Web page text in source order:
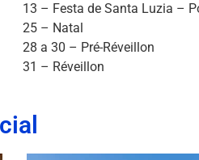
13 – Festa de Santa Luzia –
25 – Natal
28 a 30 – Pré-Réveillon
31 – Réveillon